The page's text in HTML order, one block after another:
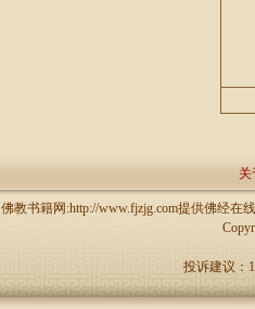
关
佛教书籍网:http://www.fjzjg.com提供佛经在
投诉建议：